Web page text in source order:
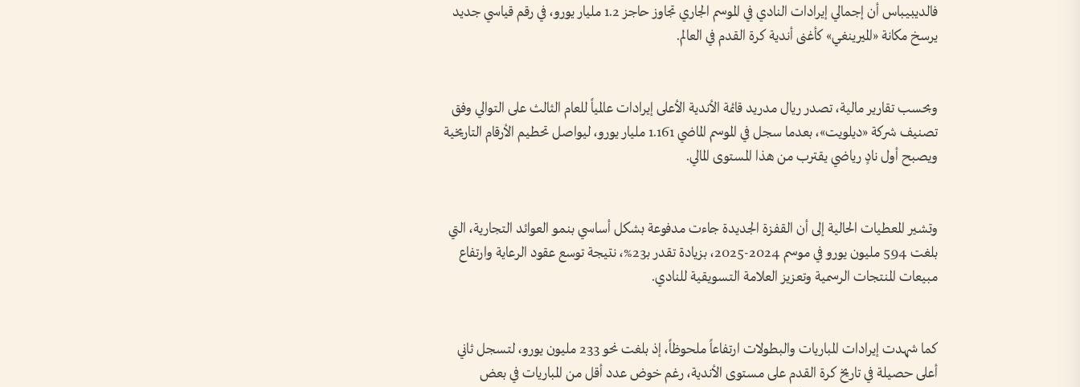
فالديبيباس أن إجمالي إيرادات النادي في الموسم الجاري تجاوز حاجز 1.2 مليار يورو، في رقم قياسي جديد
يرسخ مكانة «الميرينغي» كأغنى أندية كرة القدم في العالم.
وبحسب تقارير مالية، تصدر ريال مدريد قائمة الأندية الأعلى إيرادات عالمياً للعام الثالث على التوالي وفق
تصنيف شركة «ديلويت»، بعدما سجل في الموسم الماضي 1.161 مليار يورو، ليواصل تحطيم الأرقام التاريخية
ويصبح أول نادٍ رياضي يقترب من هذا المستوى المالي.
وتشير المعطيات الحالية إلى أن القفزة الجديدة جاءت مدفوعة بشكل أساسي بنمو العوائد التجارية، التي
بلغت 594 مليون يورو في موسم 2024-2025، بزيادة تقدر بـ23%، نتيجة توسع عقود الرعاية وارتفاع
مبيعات المنتجات الرسمية وتعزيز العلامة التسويقية للنادي.
كما شهدت إيرادات المباريات والبطولات ارتفاعاً ملحوظاً، إذ بلغت نحو 233 مليون يورو، لتسجل ثاني
أعلى حصيلة في تاريخ كرة القدم على مستوى الأندية، رغم خوض عدد أقل من المباريات في بعض